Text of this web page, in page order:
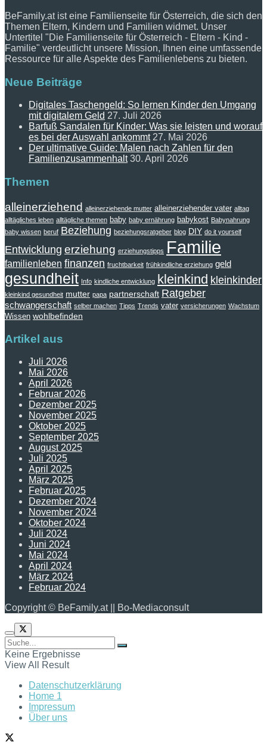
BeFamily.at ist eine Familienseite für Österreich, die sich den
Themen Eltern, Kindern und Familien widmet. Unser
Untertitel "Die Familienseite für Österreich - Eltern - Kind -
Familie" verdeutlicht unsere Mission, Ihnen eine umfassende
Ressource für alle Aspekte des Familienlebens zu bieten.
Neue Beiträge
Digitales Taschengeld: So lernen Kinder den Umgang
mit digitalem Geld 27. Juli 2026
Barfuß Sandalen für Kinder: Was sie leisten und worauf
es bei der Auswahl ankommt 27. Mai 2026
Der ultimative Guide: Malen nach Zahlen für den
Familienzusammenhalt 30. April 2026
Themen
alleinerziehend alleinerziehende mutter alleinerziehender vater alltag
alltägliches leben alltägliche themen baby baby ernährung babykost Babynahrung
baby wissen beruf Beziehung beziehungsratgeber blog DIY do it yourself
Entwicklung erziehung erziehungstipps Familie
familienleben finanzen fruchtbarkeit frühkindliche erziehung geld
gesundheit Info kindliche entwicklung kleinkind kleinkinder
kleinkind gesundheit mutter papa partnerschaft Ratgeber
schwangerschaft selber machen Tipps Trends vater versicherungen Wachstum
Wissen wohlbefinden
Artikel aus
Juli 2026
Mai 2026
April 2026
Februar 2026
Dezember 2025
November 2025
Oktober 2025
September 2025
August 2025
Juli 2025
April 2025
März 2025
Februar 2025
Dezember 2024
November 2024
Oktober 2024
Juli 2024
Juni 2024
Mai 2024
April 2024
März 2024
Februar 2024
Copyright © BeFamily.at || Bo-Mediaconsult
Keine Ergebnisse
View All Result
Datenschutzerklärung
Home 1
Impressum
Über uns